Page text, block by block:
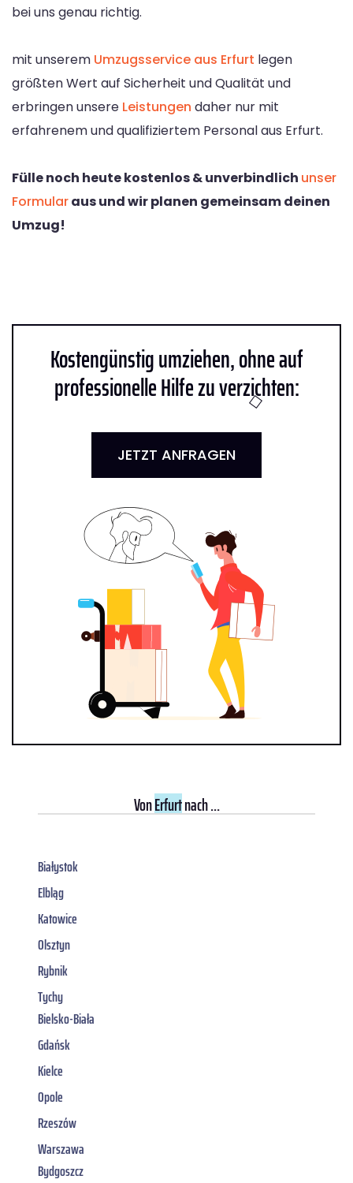
bei uns genau richtig.
mit unserem Umzugsservice aus Erfurt legen
größten Wert auf Sicherheit und Qualität und
erbringen unsere Leistungen daher nur mit
erfahrenem und qualifiziertem Personal aus Erfurt.
Fülle noch heute kostenlos & unverbindlich unser
Formularaus und wir planen gemeinsam deinen
Umzug!
Kostengünstig umziehen, ohne auf
professionelle Hilfe zu verzichten:
JETZT ANFRAGEN
VonErfurtnach ...
Białystok
Elbląg
Katowice
Olsztyn
Rybnik
Tychy
Bielsko-Biała
Gdańsk
Kielce
Opole
Rzeszów
Warszawa
Bydgoszcz